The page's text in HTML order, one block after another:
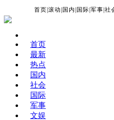
首页 |滚动 国内 国际 |军事 |社
首页
最新
热点
国内
社会
国际
军事
文娱